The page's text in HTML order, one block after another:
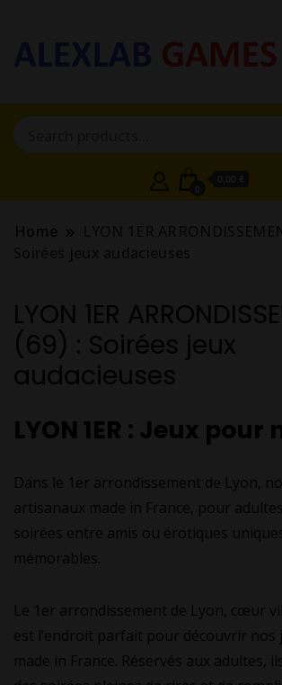
Home
LYON 1ER
(69) : Soirées jeux
audacieuses
LYON 1ER : Jeux
Dans le 1er arrondissement de Lyon,
artisanaux made in France, pour
soirées entre amis ou érotiques
mémorables.
Le 1er arrondissement de Lyon, cœur
est l’endroit parfait pour découvrir nos
made in France. Réservés aux adultes,